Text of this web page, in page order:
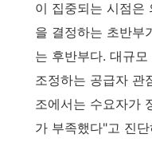
이 집중되는 시점은
을 결정하는 초반부
는 후반부다. 대규
조정하는 공급자 관
조에서는 수요자가
가 부족했다"고 진